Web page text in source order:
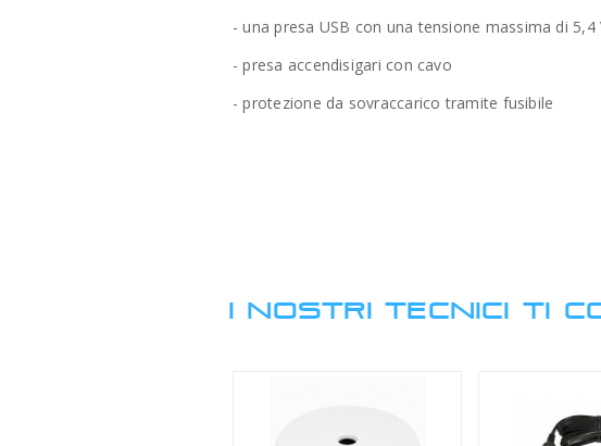
- una presa USB con una tensione massima di
- presa accendisigari con cavo
- protezione da sovraccarico tramite fusibile
I NOSTRI TECNICI TI